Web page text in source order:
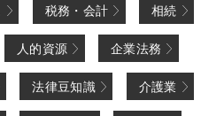
税務・会計 相続
人的資源 企業法務
法律豆知識 介護業